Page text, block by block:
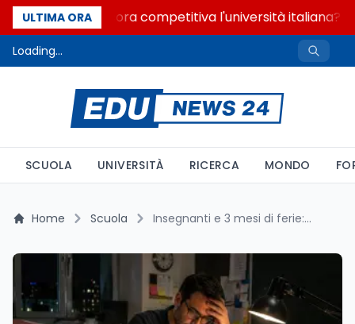
ULTIMA ORA
Quanto è ancora competitiva l'università italiana?
Loading...
SCUOLA UNIVERSITÀ RICERCA MONDO
Home Scuola Insegnanti e 3 mesi di ferie: è davvero così? I dati OCSE smentiscono il luogo comune